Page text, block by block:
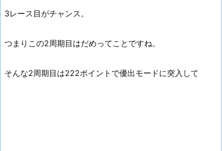
3レース目がチャンス。
つまりこの2周期目はだめってことですね。
そんな2周期目は222ポイントで優出モードに突入して